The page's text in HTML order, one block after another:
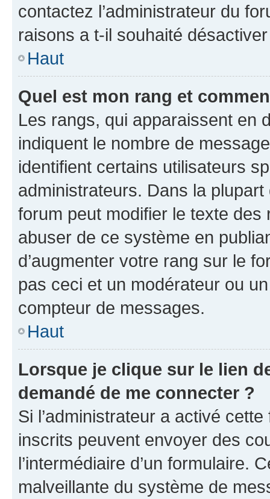
contactez l’administrateur du
raisons a t-il souhaité
Haut
Quel est mon rang et
Les rangs, qui apparaissent en
indiquent le nombre de
identifient certains utilisateurs
administrateurs. Dans la
forum peut modifier le texte
abuser de ce système en
d’augmenter votre rang sur le
pas ceci et un modérateur ou
compteur de messages.
Haut
Lorsque je clique sur le lien
demandé de me connecter ?
Si l’administrateur a activé
inscrits peuvent envoyer des
l’intermédiaire d’un formulaire.
malveillante du système de